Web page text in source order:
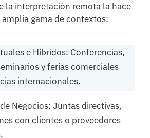
la interpretación remota la hace
gama de contextos:
e Híbridos: Conferencias,
y ferias comerciales
internacionales.
Negocios: Juntas directivas,
con clientes o proveedores